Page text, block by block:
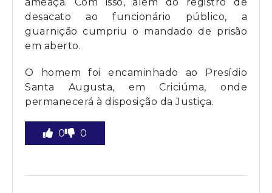
desacato ao funcionário público, a
guarnição cumpriu o mandado de prisão
em aberto.
O homem foi encaminhado ao Presídio
Santa Augusta, em Criciúma, onde
permanecerá à disposição da Justiça.
0 0